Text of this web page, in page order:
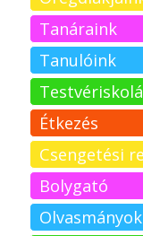
Tanárjelölteknek
Tanáraink
Tanulóink
Étkezés
Csengetési
Bolygató
Olvasmányok